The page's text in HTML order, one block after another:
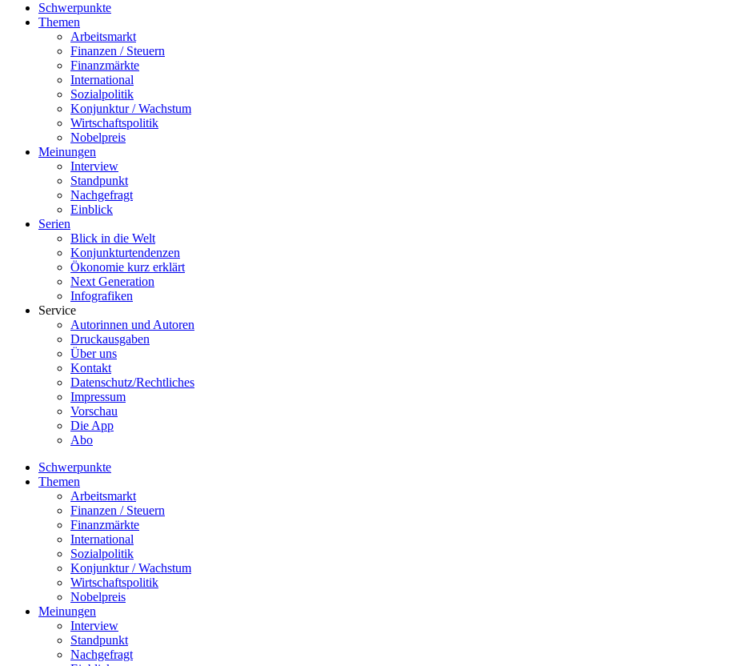
Schwerpunkte
Themen
Arbeitsmarkt
Finanzen / Steuern
Finanzmärkte
International
Sozialpolitik
Konjunktur / Wachstum
Wirtschaftspolitik
Nobelpreis
Meinungen
Interview
Standpunkt
Nachgefragt
Einblick
Serien
Blick in die Welt
Konjunkturtendenzen
Ökonomie kurz erklärt
Next Generation
Infografiken
Service
Autorinnen und Autoren
Druckausgaben
Über uns
Kontakt
Datenschutz/Rechtliches
Impressum
Vorschau
Die App
Abo
Schwerpunkte
Themen
Arbeitsmarkt
Finanzen / Steuern
Finanzmärkte
International
Sozialpolitik
Konjunktur / Wachstum
Wirtschaftspolitik
Nobelpreis
Meinungen
Interview
Standpunkt
Nachgefragt